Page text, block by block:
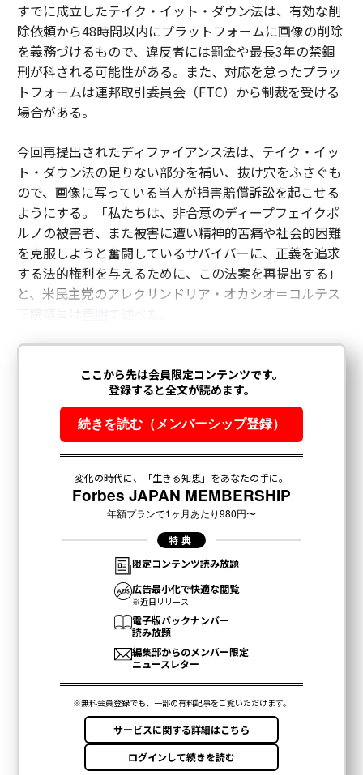
すでに成立したテイク・イット・ダウン法は、有効な削
除依頼から48時間以内にプラットフォームに画像の削除
を義務づけるもので、違反者には罰金や最長3年の禁錮
刑が科される可能性がある。また、対応を怠ったプラッ
トフォームは連邦取引委員会（FTC）から制裁を受ける
場合がある。
今回再提出されたディファイアンス法は、テイク・イッ
ト・ダウン法の足りない部分を補い、抜け穴をふさぐも
ので、画像に写っている当人が損害賠償訴訟を起こせる
ようにする。「私たちは、非合意のディープフェイクポ
ルノの被害者、また被害に遭い精神的苦痛や社会的困難
を克服しようと奮闘しているサバイバーに、正義を追求
する法的権利を与えるために、この法案を再提出する」
と、米民主党のアレクサンドリア・オカシオ＝コルテス